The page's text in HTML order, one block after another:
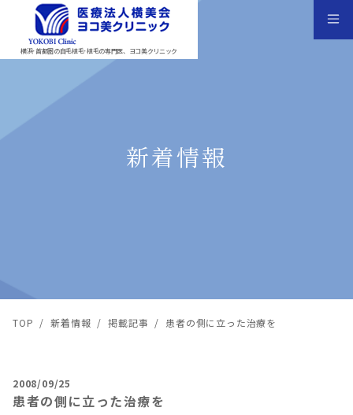
横浜･首都圏の自毛植毛･植毛の専門医、ヨコ美クリニック
新着情報
TOP / 新着情報 / 掲載記事 / 患者の側に立った治療を
2008/09/25
患者の側に立った治療を